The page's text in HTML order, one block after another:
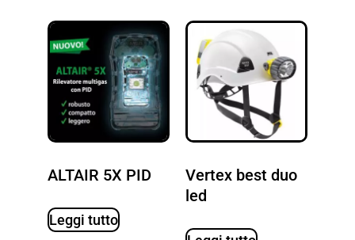
ALTAIR 5X PID
Leggi tutto
Vertex best duo
led